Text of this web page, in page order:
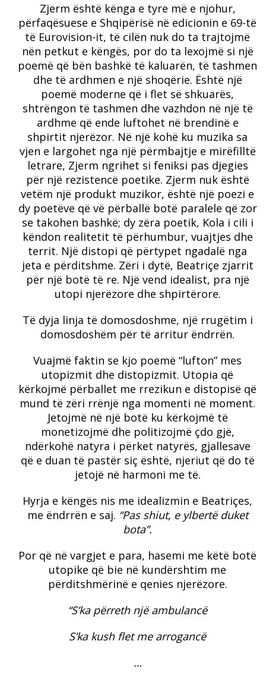
Zjerm është kënga e tyre më e njohur,
përfaqësuese e Shqipërisë në edicionin e 69-të
të Eurovision-it, të cilën nuk do ta trajtojmë
nën petkut e këngës, por do ta lexojmë si një
poemë që bën bashkë të kaluarën, të tashmen
dhe të ardhmen e një shoqërie. Është një
poemë moderne që i flet së shkuarës,
shtrëngon të tashmen dhe vazhdon në një të
ardhme që ende luftohet në brendinë e
shpirtit njerëzor. Në një kohë ku muzika sa
vjen e largohet nga një përmbajtje e mirëfilltë
letrare, Zjerm ngrihet si feniksi pas djegies
për një rezistencë poetike. Zjerm nuk është
vetëm një produkt muzikor, është një poezi e
dy poetëve që vë përballë botë paralele që zor
se takohen bashkë; dy zëra poetik, Kola i cili i
këndon realitetit të përhumbur, vuajtjes dhe
territ. Një distopi që përtypet ngadalë nga
jeta e përditshme. Zëri i dytë, Beatriçe zjarrit
për një botë të re. Një vend idealist, pra një
utopi njerëzore dhe shpirtërore.
Të dyja linja të domosdoshme, një rrugëtim i
domosdoshëm për të arritur ëndrrën.
Vuajmë faktin se kjo poemë “lufton” mes
utopizmit dhe distopizmit. Utopia që
kërkojmë përballet me rrezikun e distopisë që
mund të zëri rrënjë nga momenti në moment.
Jetojmë në një botë ku kërkojmë të
monetizojmë dhe politizojmë çdo gjë,
ndërkohë natyra i përket natyrës, gjallesave
që e duan të pastër siç është, njeriut që do të
jetojë në harmoni me të.
Hyrja e këngës nis me idealizmin e Beatriçes,
me ëndrrën e saj. “Pas shiut, e ylbertë duket
bota”.
Por që në vargjet e para, hasemi me këtë botë
utopike që bie në kundërshtim me
përditshmërinë e qenies njerëzore.
“S’ka përreth një ambulancë
S’ka kush flet me arrogancë
…